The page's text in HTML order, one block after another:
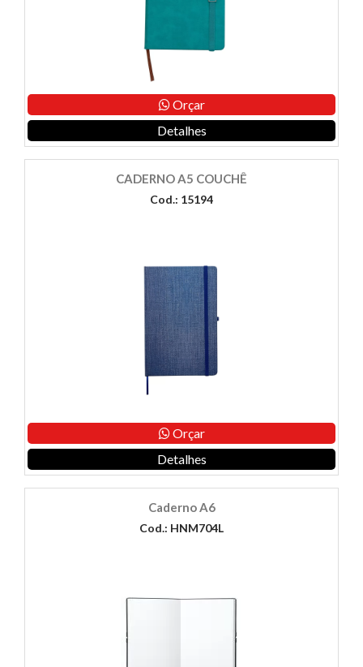
Orçar
Detalhes
CADERNO A5 COUCHÊ
Cod.: 15194
Orçar
Detalhes
Caderno A6
Cod.: HNM704L